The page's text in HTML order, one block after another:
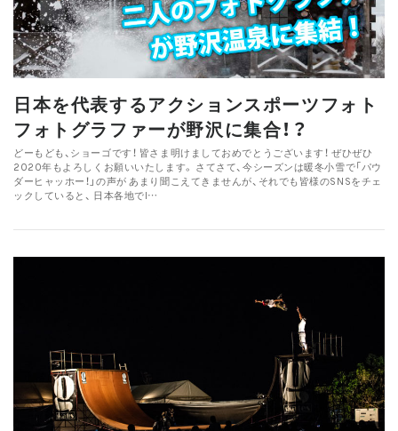
日本を代表するアクションスポーツフォト
フォトグラファーが野沢に集合！？
どーもども、ショーゴです！ 皆さま明けましておめでとうございます！ ぜひぜひ
2020年もよろしくお願いいたします。 さてさて、今シーズンは暖冬小雪で「パウ
ダーヒャッホー！」の声が あまり聞こえてきませんが、それでも皆様のSNSをチェ
ックしていると、 日本各地でI…